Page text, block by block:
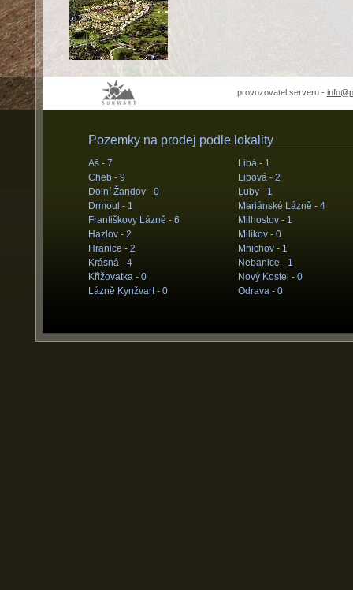
provozovatel serveru -
Pozemky na prodej podle lokality
Aš - 7
Cheb - 9
Dolní Žandov - 0
Drmoul - 1
Františkovy Lázně - 6
Hazlov - 2
Hranice - 2
Krásná - 4
Křižovatka - 0
Lázně Kynžvart - 0
Libá - 1
Lipová - 2
Luby - 1
Mariánské Lázně - 4
Milhostov - 1
Milíkov - 0
Mnichov - 1
Nebanice - 1
Nový Kostel - 0
Odrava - 0